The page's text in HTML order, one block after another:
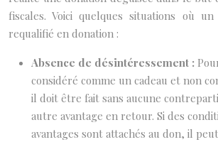
fiscales. Voici quelques situations où
requalifié en donation :
Absence de désintéressement :
considéré comme un cadeau et non
il doit être fait sans aucune
autre avantage en retour. Si des
avantages sont attachés au don, il